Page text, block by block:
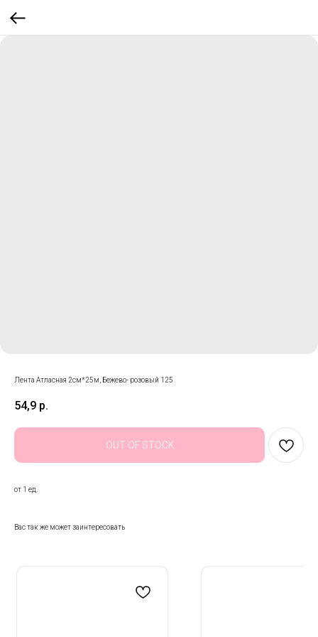
Лента Атласная 2см*25м, Бежево- розовый 125
54,9 р.
OUT OF STOCK
от 1 ед.
Вас так же может заинтересовать